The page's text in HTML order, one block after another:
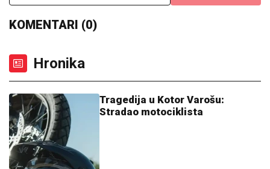
KOMENTARI (0)
Hronika
Tragedija u Kotor Varošu:
Stradao motociklista